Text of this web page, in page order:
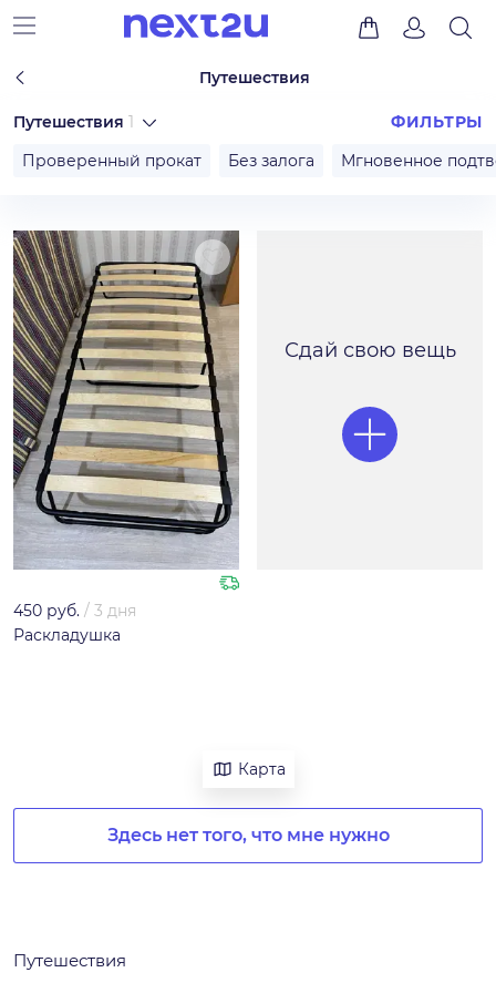
Путешествия
Путешествия 1
ФИЛЬТРЫ
Проверенный прокат
Без залога Мгновенное
450 руб. / 3 дня
Раскладушка
Сдай свою вещь
Карта
Здесь нет того, что мне нужно
Путешествия